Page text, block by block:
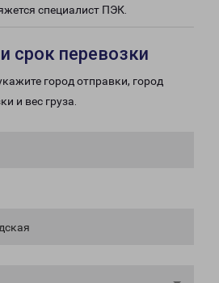
специалист ПЭК.
срок перевозки
город отправки, город
и вес груза.